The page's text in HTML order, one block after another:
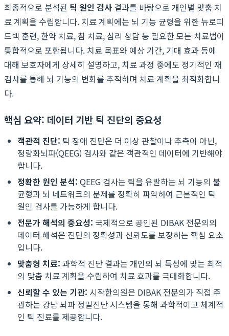
최종적으로 분석된 틱 원인 검사 결과를 바탕으로 개인별 맞춤 치
료 계획을 수립합니다. 치료 계획에는 뇌 기능 균형을 위한 뉴로피
드백 훈련, 한약 치료, 침 치료, 심리 상담 등 필요한 모든 치료법이
통합적으로 포함됩니다. 치료 목표와 예상 기간, 기대 효과 등에
대해 보호자에게 상세히 설명하고, 치료 과정 중에도 정기적인 재
검사를 통해 뇌 기능의 변화를 추적하며 치료 계획을 최적화합니
다.
핵심 요약: 데이터 기반 틱 진단의 중요성
객관적 진단: 틱 장애 진단은 더 이상 관찰이나 추측이 아닌,
정량화뇌파(QEEG) 검사와 같은 객관적인 데이터에 기반해야
합니다.
정확한 원인 분석: QEEG 검사는 틱을 유발하는 뇌 기능의 불
균형과 뇌 네트워크의 문제를 정확히 파악하여 근본적인 틱
원인 검사를 가능하게 합니다.
전문가 해석의 중요성: 국제적으로 공인된 DIBAK 전문의의
데이터 해석은 진단의 정확성과 신뢰도를 보장하는 핵심 요소
입니다.
맞춤형 치료: 과학적 진단 결과는 개인의 뇌 특성에 맞는 최적
의 맞춤 치료 계획을 수립하여 치료 효과를 극대화합니다.
신뢰할 수 있는 기관: 시작한의원은 DIBAK 전문의가 직접 주
관하는 강남 뇌파 정밀진단 시스템을 통해 과학적이고 체계적
인 틱 진료를 제공합니다.